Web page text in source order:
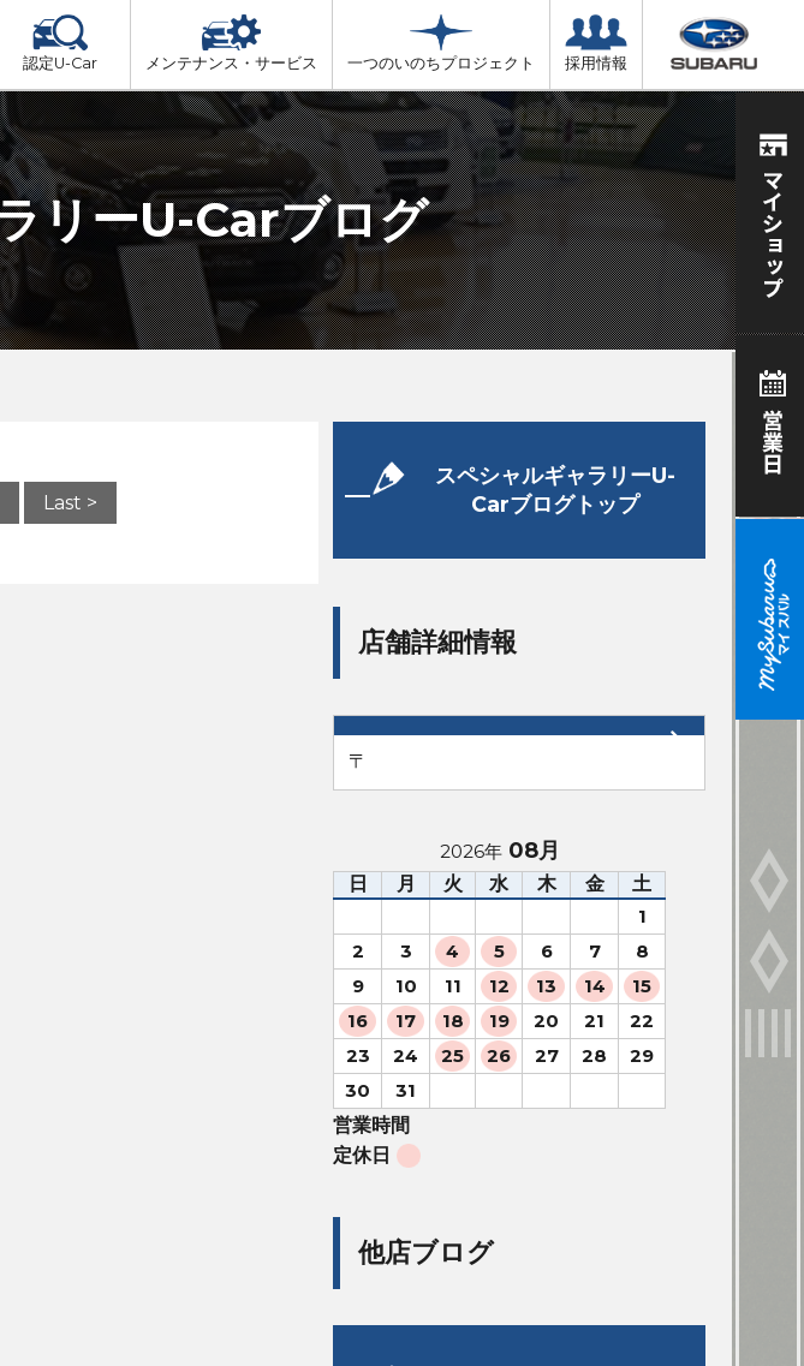
山・丹後
)
認定U-Car メンテナンス・サービス
月点検）
フティ チェック
料診断
一つのいのちプロジェクト 採用情報
リーU-Carブログ
Last >
スペシャルギャラリーU-
Carブログトップ
店舗詳細情報
〒
2026年 08月
日 月 火 水 木 金 土
1
2
3 4 5 6 7
8
9
10 11 12 13 14
15
16
17 18 19 20 21
22
23
24 25 26 27 28
29
30
31
営業時間
定休日
他店ブログ